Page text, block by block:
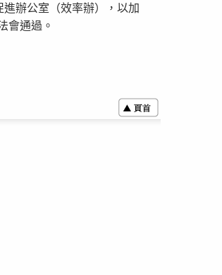
辦公室（效率辦），以加
會通過。